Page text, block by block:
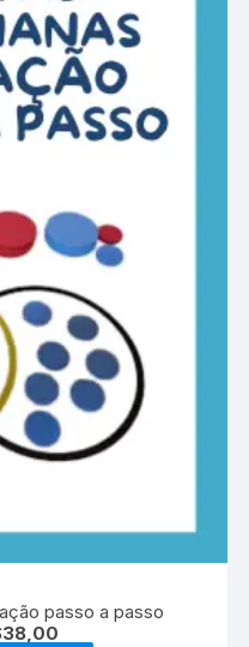
passo a passo
38,00